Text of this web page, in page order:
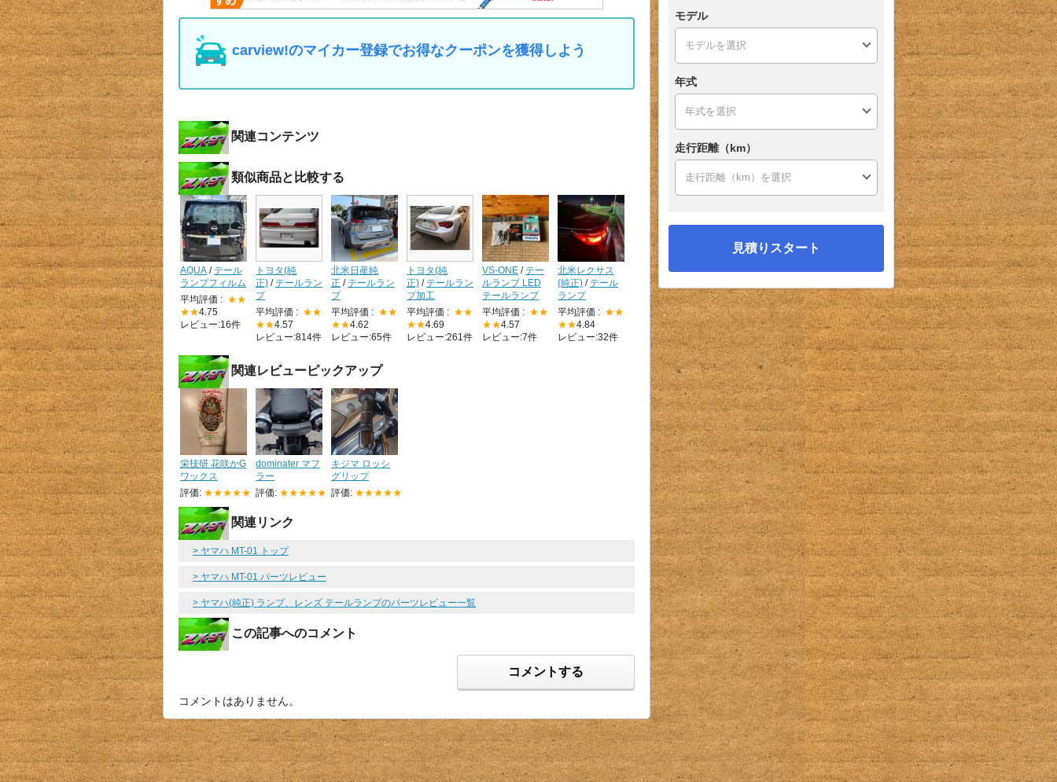
carview!のマイカー登録でお得なクーポンを獲得しよう
関連コンテンツ
類似商品と比較する
AQUA / テール
ランプフィルム
平均評価 : ★★
★★4.75
レビュー:16件
トヨタ(純
正) / テールラン
プ
平均評価 : ★★
★★4.57
レビュー:814件
北米日産純
正 / テールラン
プ
平均評価 : ★★
★★4.62
レビュー:65件
トヨタ(純
正) / テールラン
プ加工
平均評価 : ★★
★★4.69
レビュー:261件
VS-ONE / テー
ルランプ LED
テールランプ
平均評価 : ★★
★★4.57
レビュー:7件
北米レクサス
(純正) / テール
ランプ
平均評価 : ★★
★★4.84
レビュー:32件
関連レビューピックアップ
栄技研 花咲かG
ワックス
評価: ★★★★★
dominater マフ
ラー
評価: ★★★★★
キジマ ロッシ
グリップ
評価: ★★★★★
関連リンク
> ヤマハ MT-01 トップ
> ヤマハ MT-01 パーツレビュー
> ヤマハ(純正) ランプ、レンズ テールランプのパーツレビュー一覧
この記事へのコメント
コメントする
コメントはありません。
モデル
年式
走行距離（km）
見積りスタート